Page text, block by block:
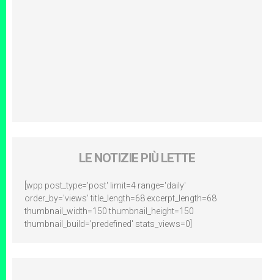
LE NOTIZIE PIÙ LETTE
[wpp post_type='post' limit=4 range='daily'
order_by='views' title_length=68 excerpt_length=68
thumbnail_width=150 thumbnail_height=150
thumbnail_build='predefined' stats_views=0]